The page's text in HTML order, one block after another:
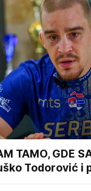
TAMO, GDE
Todorović i